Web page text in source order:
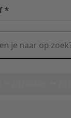
*
naar op zoek?